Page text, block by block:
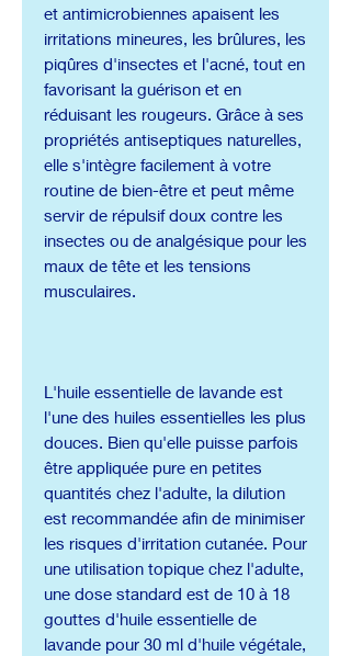
et antimicrobiennes apaisent les
irritations mineures, les brûlures, les
piqûres d'insectes et l'acné, tout en
favorisant la guérison et en
réduisant les rougeurs. Grâce à ses
propriétés antiseptiques naturelles,
elle s'intègre facilement à votre
routine de bien-être et peut même
servir de répulsif doux contre les
insectes ou de analgésique pour les
maux de tête et les tensions
musculaires.
L'huile essentielle de lavande est
l'une des huiles essentielles les plus
douces. Bien qu'elle puisse parfois
être appliquée pure en petites
quantités chez l'adulte, la dilution
est recommandée afin de minimiser
les risques d'irritation cutanée. Pour
une utilisation topique chez l'adulte,
une dose standard est de 10 à 18
gouttes d'huile essentielle de
lavande pour 30 ml d'huile végétale,